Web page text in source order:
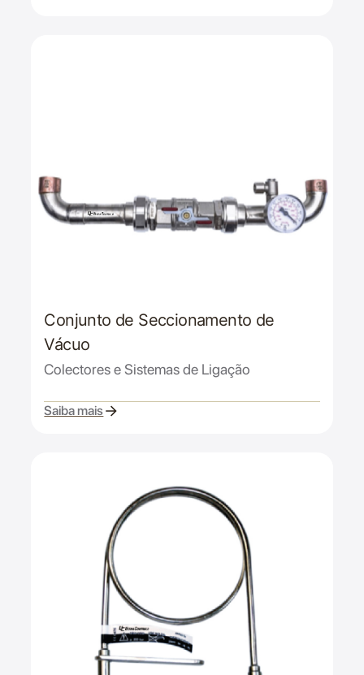
Conjunto de Seccionamento de
Vácuo
Colectores e Sistemas de Ligação
Saiba mais